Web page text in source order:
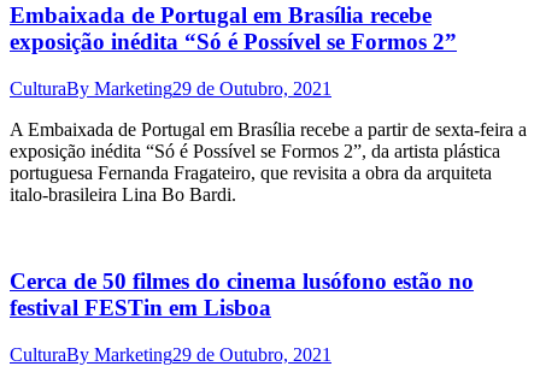
Embaixada de Portugal em Brasília recebe
exposição inédita “Só é Possível se Formos 2”
CulturaBy Marketing29 de Outubro, 2021
A Embaixada de Portugal em Brasília recebe a partir de sexta-feira a
exposição inédita “Só é Possível se Formos 2”, da artista plástica
portuguesa Fernanda Fragateiro, que revisita a obra da arquiteta
italo-brasileira Lina Bo Bardi.
Cerca de 50 filmes do cinema lusófono estão no
festival FESTin em Lisboa
CulturaBy Marketing29 de Outubro, 2021